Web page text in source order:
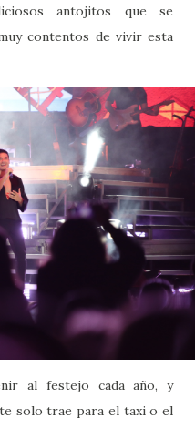
antojitos que se
contentos de vivir esta
al festejo cada año, y
solo trae para el taxi o el